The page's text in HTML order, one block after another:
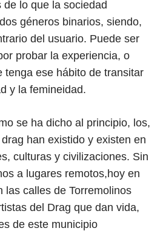
lo que la sociedad
géneros binarios, siendo,
del usuario. Puede ser
probar la experiencia, o
tenga ese hábito de transitar
y la femineidad.
se ha dicho al principio, los,
han existido y existen en
culturas y civilizaciones. Sin
a lugares remotos,hoy en
las calles de Torremolinos
del Drag que dan vida,
de este municipio